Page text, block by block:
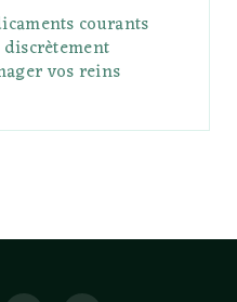
courants
vos reins